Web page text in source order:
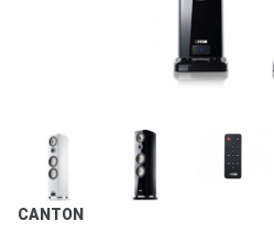
CANTON